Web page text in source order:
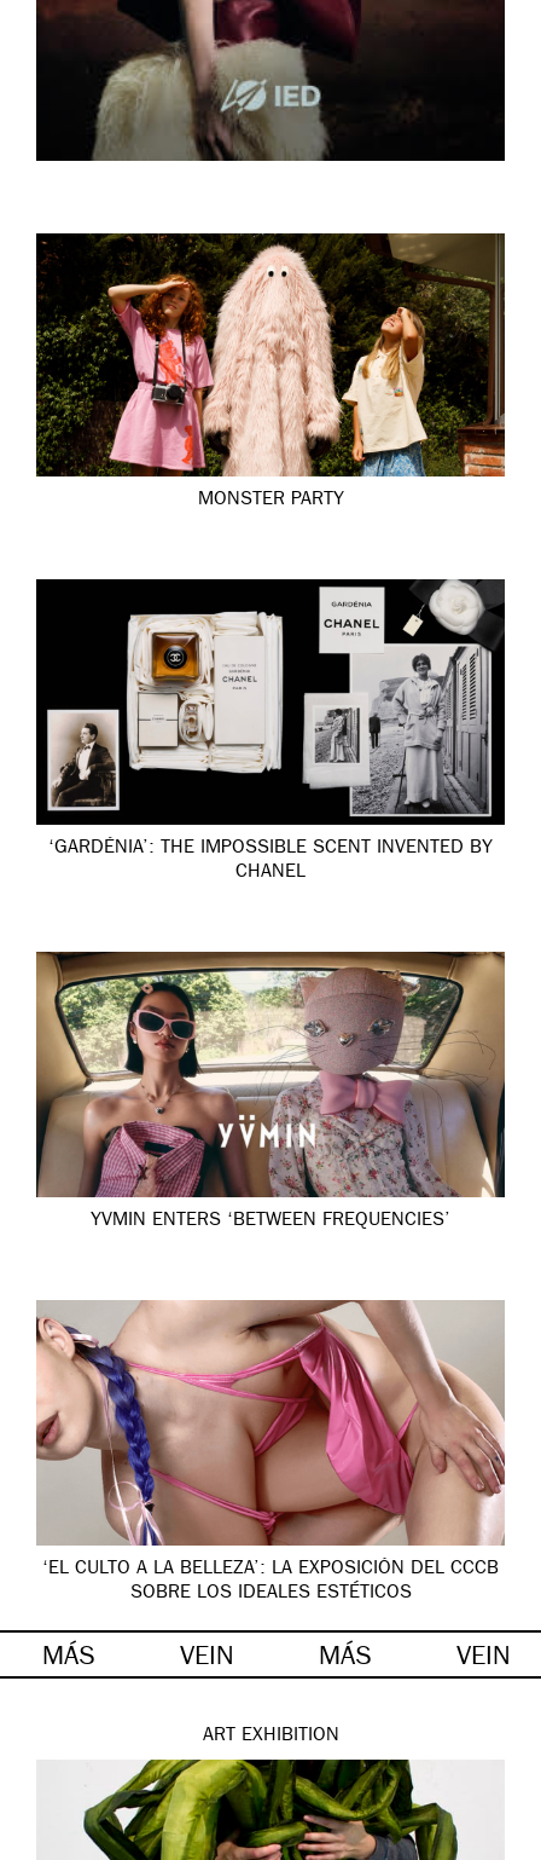
MONSTER PARTY
‘GARDÉNIA’: THE IMPOSSIBLE SCENT INVENTED BY
CHANEL
YVMIN ENTERS ‘BETWEEN FREQUENCIES’
‘EL CULTO A LA BELLEZA’: LA EXPOSICIÓN DEL CCCB
SOBRE LOS IDEALES ESTÉTICOS
MÁS VEIN MÁS VEIN
ART EXHIBITION